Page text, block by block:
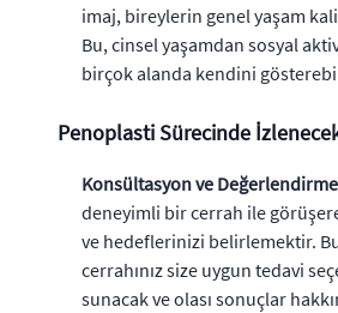
imaj, bireylerin genel yaşam
Bu, cinsel yaşamdan sosyal
birçok alanda kendini
Penoplasti Sürecinde
Konsültasyon ve
deneyimli bir cerrah ile
ve hedeflerinizi belirlemektir.
cerrahınız size uygun tedavi
sunacak ve olası sonuçlar